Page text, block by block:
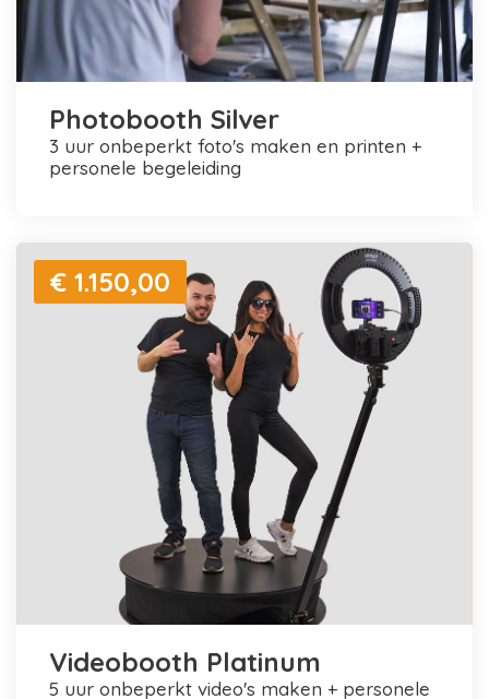
Photobooth Silver
3 uur onbeperkt foto's maken en printen +
personele begeleiding
€ 1.150,00
Videobooth Platinum
5 uur onbeperkt video's maken + personele